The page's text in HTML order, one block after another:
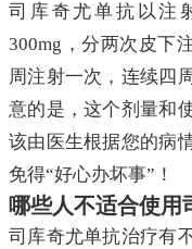
司库奇尤单抗以注
300mg，分两次皮下
周注射一次，连续四
意的是，这个剂量和
该由医生根据您的病
免得“好心办坏事”！
哪些人不适合使用
司库奇尤单抗治疗有